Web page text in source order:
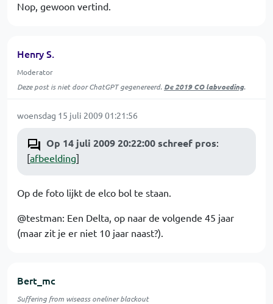
Nop, gewoon vertind.
Henry S.
Moderator
Deze post is niet door ChatGPT gegenereerd. De 2019 CO labvoeding.
woensdag 15 juli 2009 01:21:56
Op 14 juli 2009 20:22:00 schreef pros:
[afbeelding]
Op de foto lijkt de elco bol te staan.
@testman: Een Delta, op naar de volgende 45 jaar
(maar zit je er niet 10 jaar naast?).
Bert_mc
Suffering from wiseass oneliner blackout